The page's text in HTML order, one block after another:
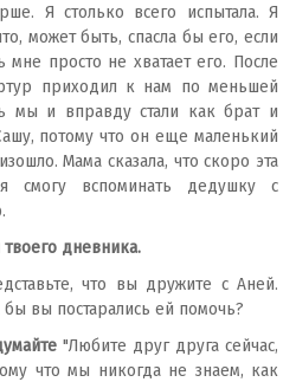
Я столько всего испытала. Я
может быть, спасла бы его, если
просто не хватает его. После
приходил к нам по меньшей
мы и вправду стали как брат и
потому что он еще маленький
Мама сказала, что скоро эта
смогу вспоминать дедушку с
твоего дневника.
что вы дружите с Аней.
бы вы постарались ей помочь?
"Любите друг друга сейчас,
что мы никогда не знаем, как